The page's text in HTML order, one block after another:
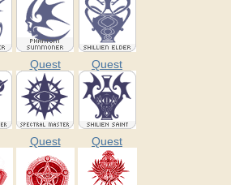
Quest Quest
Quest Quest